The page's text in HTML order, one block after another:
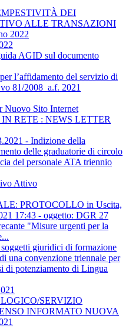
DEI
ALLE TRANSAZIONI
2022
AGID sul documento
l’affidamento del servizio di
81/2008_a.f. 2021
Nuovo Sito Internet
RETE : NEWS LETTER
- Indizione della
delle graduatorie di circolo
del personale ATA triennio
Attivo
PROTOCOLLO in Uscita,
17:43 - oggetto: DGR 27
"Misure urgenti per la
giuridici di formazione
una convenzione triennale per
di potenziamento di Lingua
SERVIZIO
INFORMATO NUOVA